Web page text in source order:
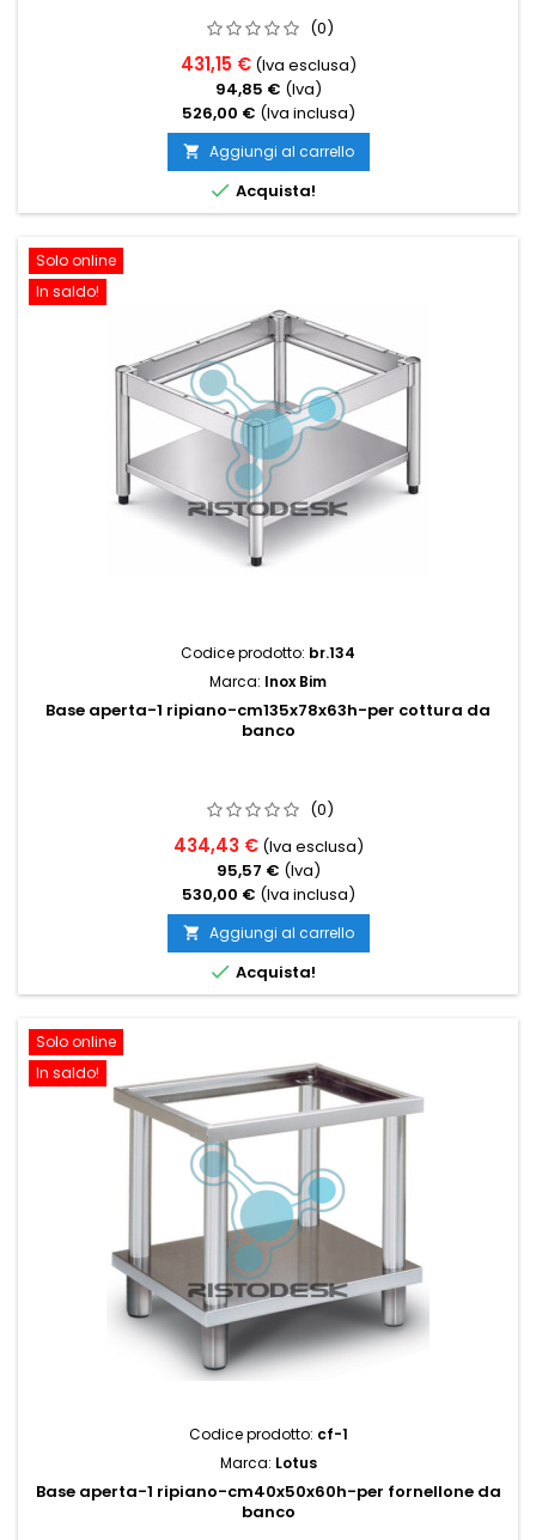
(0)
431,15 € (Iva esclusa)
94,85 € (Iva)
526,00 € (Iva inclusa)
 Aggiungi al carrello
 Acquista!
Solo online
In saldo!
Codice prodotto: br.134
Marca: Inox Bim
Base aperta-1 ripiano-cm135x78x63h-per cottura da
banco
(0)
434,43 € (Iva esclusa)
95,57 € (Iva)
530,00 € (Iva inclusa)
 Aggiungi al carrello
 Acquista!
Solo online
In saldo!
Codice prodotto: cf-1
Marca: Lotus
Base aperta-1 ripiano-cm40x50x60h-per fornellone da
banco